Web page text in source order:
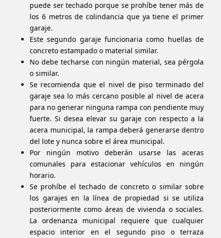
puede ser techado porque se prohíbe tener más de
los 6 metros de colindancia que ya tiene el primer
garaje.
Este segundo garaje funcionaria como huellas de
concreto estampado o material similar.
No debe techarse con ningún material, sea pérgola
o similar.
Se recomienda que el nivel de piso terminado del
garaje sea lo más cercano posible al nivel de acera
para no generar ninguna rampa con pendiente muy
fuerte. Si desea elevar su garaje con respecto a la
acera municipal, la rampa deberá generarse dentro
del lote y nunca sobre el área municipal.
Por ningún motivo deberán usarse las aceras
comunales para estacionar vehículos en ningún
horario.
Se prohíbe el techado de concreto o similar sobre
los garajes en la línea de propiedad si se utiliza
posteriormente como áreas de vivienda o sociales.
La ordenanza municipal requiere que cualquier
espacio interior en el segundo piso o terraza